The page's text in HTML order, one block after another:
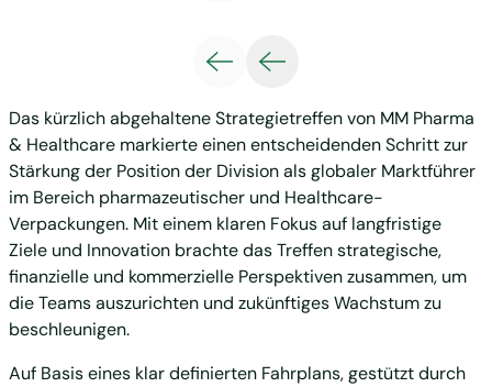
Das kürzlich abgehaltene Strategietreffen von MM Pharma
& Healthcare markierte einen entscheidenden Schritt zur
Stärkung der Position der Division als globaler Marktführer
im Bereich pharmazeutischer und Healthcare-
Verpackungen. Mit einem klaren Fokus auf langfristige
Ziele und Innovation brachte das Treffen strategische,
finanzielle und kommerzielle Perspektiven zusammen, um
die Teams auszurichten und zukünftiges Wachstum zu
beschleunigen.
Auf Basis eines klar definierten Fahrplans, gestützt durch